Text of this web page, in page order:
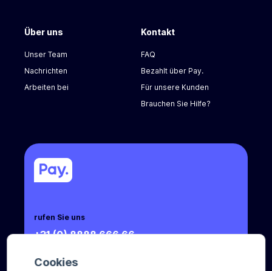
Cookies
rufen Sie uns
+31 (0) 8888 666 66
Mail an uns
Über uns
Unser Team
Nachrichten
Arbeiten bei
Kontakt
FAQ
Bezahlt über Pay.
Für unsere Kunden
Brauchen Sie Hilfe?